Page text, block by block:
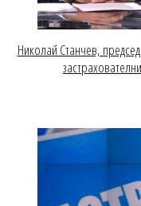
Николай Станчев,